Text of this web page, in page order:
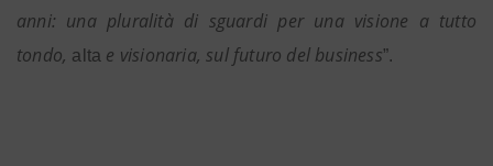
anni: una pluralità di sguardi per una visione a tutto
tondo, alta e visionaria, sul futuro del business”.